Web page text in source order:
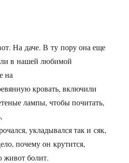
На даче. В ту пору она еще
в нашей любимой
на
кровать, включили
лампы, чтобы почитать,
укладывался так и сяк,
почему он крутится,
живот болит.